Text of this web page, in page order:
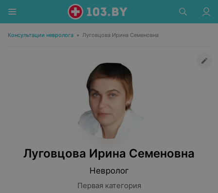
Консультации невролога • Луговцова Ирина Семеновна
Луговцова Ирина Семеновна
Невролог
Первая категория